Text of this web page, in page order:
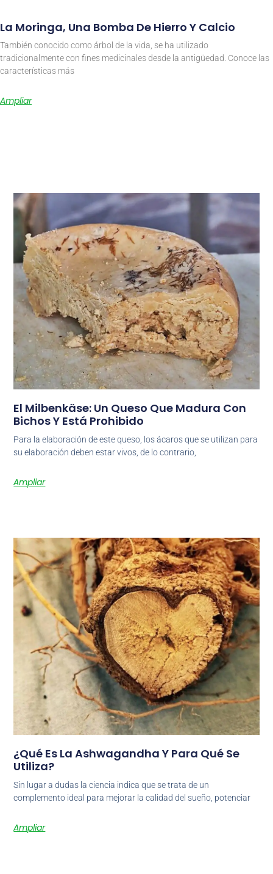
La Moringa, Una Bomba De Hierro Y Calcio
También conocido como árbol de la vida, se ha utilizado
tradicionalmente con fines medicinales desde la antigüedad. Conoce las
características más
Ampliar
El Milbenkäse: Un Queso Que Madura Con
Bichos Y Está Prohibido
Para la elaboración de este queso, los ácaros que se utilizan para
su elaboración deben estar vivos, de lo contrario,
Ampliar
¿Qué Es La Ashwagandha Y Para Qué Se
Utiliza?
Sin lugar a dudas la ciencia indica que se trata de un
complemento ideal para mejorar la calidad del sueño, potenciar
Ampliar